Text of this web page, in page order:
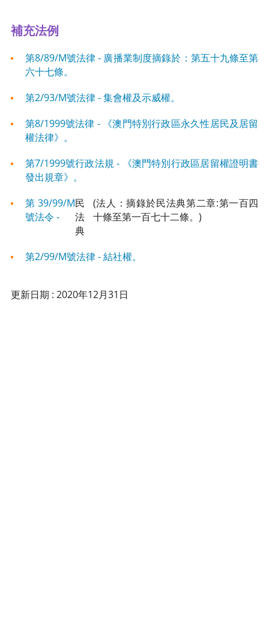
補充法例
第8/89/M號法律 - 廣播業制度摘錄於：第五十九條至第
六十七條。
第2/93/M號法律 - 集會權及示威權。
第8/1999號法律 - 《澳門特別行政區永久性居民及居留
權法律》。
第7/1999號行政法規 - 《澳門特別行政區居留權證明書
發出規章》。
第39/99/M
號法令 -
民
法
典
(法人：摘錄於民法典第二章:第一百四
十條至第一百七十二條。)
第2/99/M號法律 - 結社權。
更新日期 : 2020年12月31日